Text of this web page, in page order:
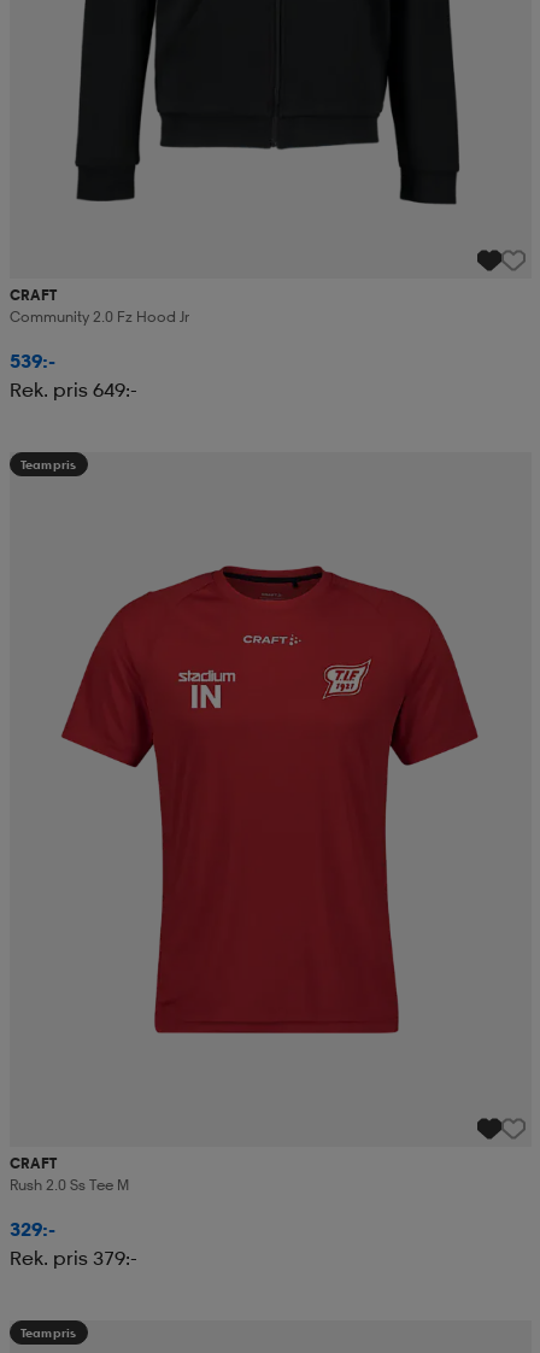
CRAFT
Community 2.0 Fz Hood Jr
539:-
Rek. pris 649:-
Teampris
CRAFT
Rush 2.0 Ss Tee M
329:-
Rek. pris 379:-
Teampris